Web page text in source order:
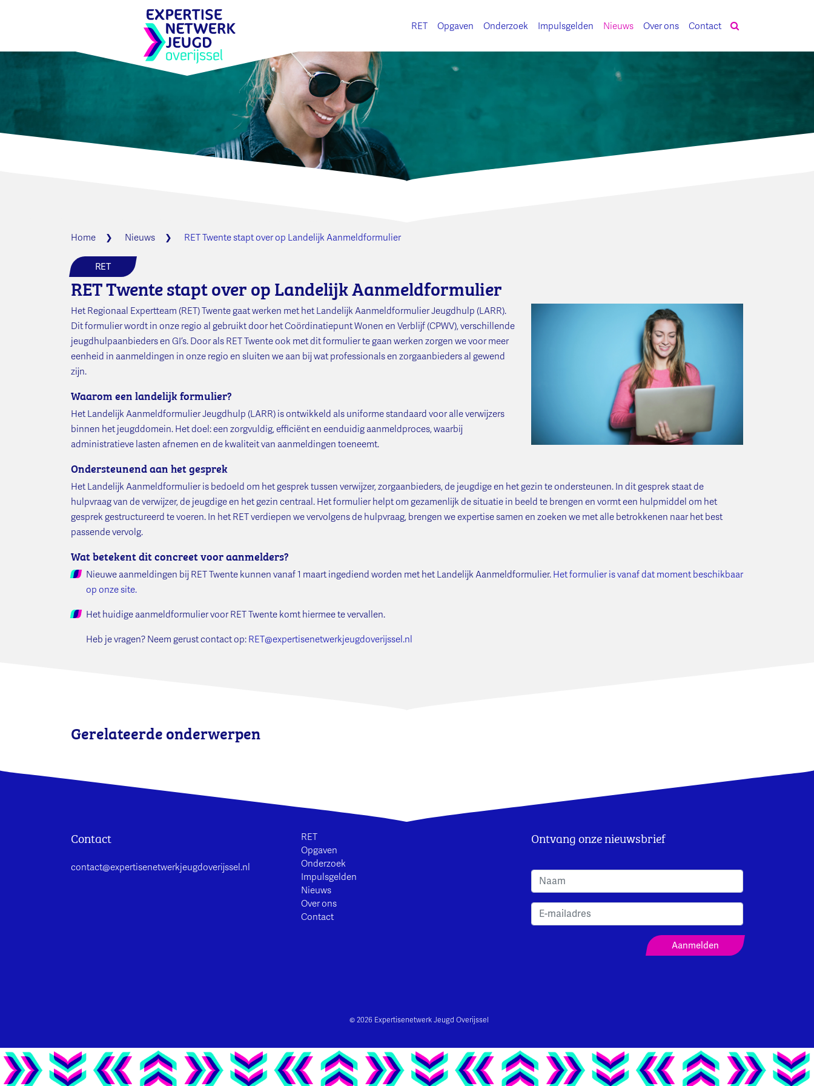
RET Opgaven Onderzoek Impulsgelden Nieuws Over ons Contact
Home Nieuws RET Twente stapt over op Landelijk Aanmeldformulier
RET
RET Twente stapt over op Landelijk Aanmeldformulier
Het Regionaal Expertteam (RET) Twente gaat werken met het Landelijk Aanmeldformulier Jeugdhulp (LARR).
Dit formulier wordt in onze regio al gebruikt door het Coördinatiepunt Wonen en Verblijf (CPWV), verschillende
jeugdhulpaanbieders en GI’s. Door als RET Twente ook met dit formulier te gaan werken zorgen we voor meer
eenheid in aanmeldingen in onze regio en sluiten we aan bij wat professionals en zorgaanbieders al gewend
zijn.
Waarom een landelijk formulier?
Het Landelijk Aanmeldformulier Jeugdhulp (LARR) is ontwikkeld als uniforme standaard voor alle verwijzers
binnen het jeugddomein. Het doel: een zorgvuldig, efficiënt en eenduidig aanmeldproces, waarbij
administratieve lasten afnemen en de kwaliteit van aanmeldingen toeneemt.
Ondersteunend aan het gesprek
Het Landelijk Aanmeldformulier is bedoeld om het gesprek tussen verwijzer, zorgaanbieders, de jeugdige en het gezin te ondersteunen. In dit gesprek staat de
hulpvraag van de verwijzer, de jeugdige en het gezin centraal. Het formulier helpt om gezamenlijk de situatie in beeld te brengen en vormt een hulpmiddel om het
gesprek gestructureerd te voeren. In het RET verdiepen we vervolgens de hulpvraag, brengen we expertise samen en zoeken we met alle betrokkenen naar het best
passende vervolg.
Wat betekent dit concreet voor aanmelders?
Nieuwe aanmeldingen bij RET Twente kunnen vanaf 1 maart ingediend worden met het Landelijk Aanmeldformulier. Het formulier is vanaf dat moment beschikbaar
op onze site.
Het huidige aanmeldformulier voor RET Twente komt hiermee te vervallen.
Heb je vragen? Neem gerust contact op: RET@expertisenetwerkjeugdoverijssel.nl
Gerelateerde onderwerpen
Contact
contact@expertisenetwerkjeugdoverijssel.nl
RET
Opgaven
Onderzoek
Impulsgelden
Nieuws
Over ons
Contact
Ontvang onze nieuwsbrief
Aanmeldformulier Nieuwsbrief
Aanmelden
© 2026 Expertisenetwerk Jeugd Overijssel